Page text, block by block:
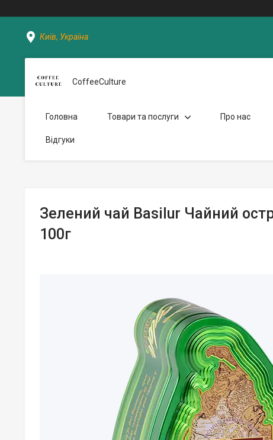
Київ, Україна
CoffeeCulture
Головна Товари та послуги Про нас
Відгуки
Зелений чай Basilur Чайний
100г